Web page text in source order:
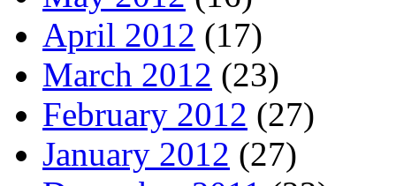
April 2012 (17)
March 2012 (23)
February 2012 (27)
January 2012 (27)